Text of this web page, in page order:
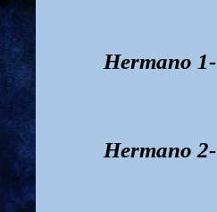
Hermano 1-
Hermano 2-